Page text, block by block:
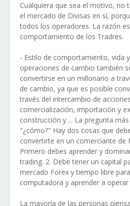
Cualquiera que sea el motivo, no
el mercado de Divisas en sí,
todos los operadores. La razón
comportamiento de los Tradres.
- Estilo de comportamiento, vida
operaciones de cambio también
convertirse en un millonario a
de cambio, ya que es posible
través del intercambio de
comercialización, importación y
construcción y ... La pregunta
"¿cómo?" Hay dos cosas que
convertirte en un comerciante de
Primero debes aprender y
trading. 2. Debe tener un capital
mercado Forex y tiempo libre
computadora y aprender a
La mayoría de las personas